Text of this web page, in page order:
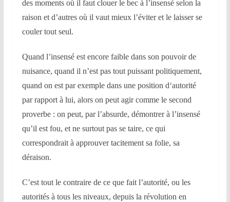
des moments où il faut clouer le bec à l’insensé selon la
raison et d’autres où il vaut mieux l’éviter et le laisser se
couler tout seul.
Quand l’insensé est encore faible dans son pouvoir de
nuisance, quand il n’est pas tout puissant politiquement,
quand on est par exemple dans une position d‘autorité
par rapport à lui, alors on peut agir comme le second
proverbe : on peut, par l’absurde, démontrer à l’insensé
qu’il est fou, et ne surtout pas se taire, ce qui
correspondrait à approuver tacitement sa folie, sa
déraison.
C’est tout le contraire de ce que fait l’autorité, ou les
autorités à tous les niveaux, depuis la révolution en